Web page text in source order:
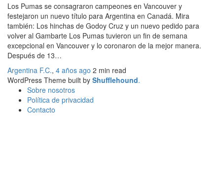
Los Pumas se consagraron campeones en Vancouver y
festejaron un nuevo título para Argentina en Canadá. Mira
también: Los hinchas de Godoy Cruz y un nuevo pedido para
volver al Gambarte Los Pumas tuvieron un fin de semana
excepcional en Vancouver y lo coronaron de la mejor manera.
Después de 13…
Argentina F.C., 4 años ago 2 min read
WordPress Theme built by Shufflehound.
Sobre nosotros
Política de privacidad
Contacto